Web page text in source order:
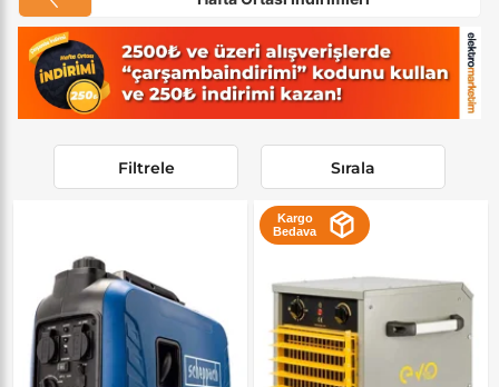
Filtrele Sırala
Kargo
Bedava